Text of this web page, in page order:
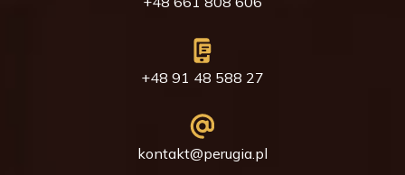
+48 91 48 588 27
kontakt@perugia.pl